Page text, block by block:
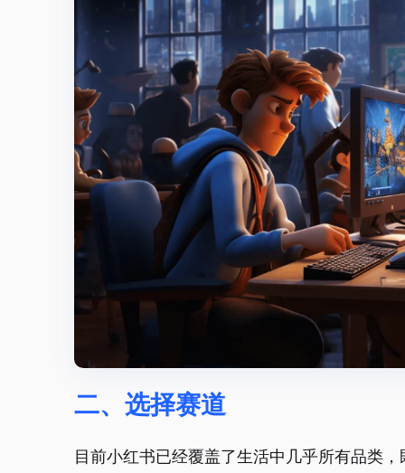
二、选择赛道
目前小红书已经覆盖了生活中几乎所有品类